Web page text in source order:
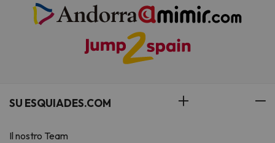
SU ESQUIADES.COM
Il nostro Team